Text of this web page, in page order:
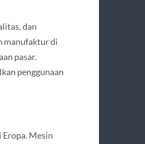
dan
manufaktur di
pasar.
penggunaan
Mesin